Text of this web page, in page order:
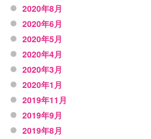
2020年8月
2020年6月
2020年5月
2020年4月
2020年3月
2020年1月
2019年11月
2019年9月
2019年8月